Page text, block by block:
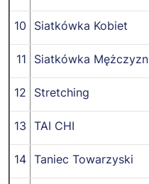
10 Siatkówka Kobiet
11 Siatkówka Mężczyzn
12 Stretching
13 TAI CHI
14 Taniec Towarzyski